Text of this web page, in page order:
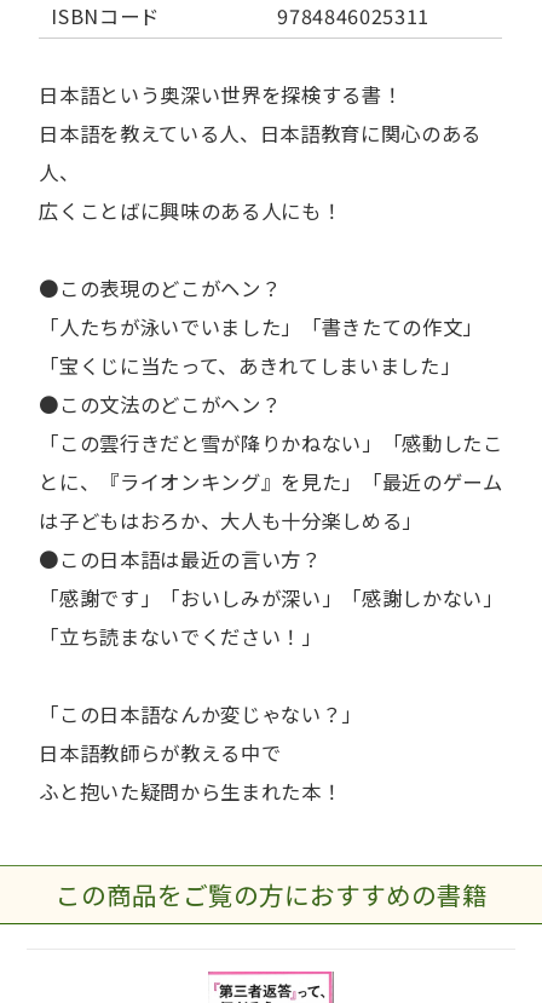
ISBNコード
9784846025311
日本語という奥深い世界を探検する書！
日本語を教えている人、日本語教育に関心のある
人、
広くことばに興味のある人にも！
●この表現のどこがヘン？
「人たちが泳いでいました」「書きたての作文」
「宝くじに当たって、あきれてしまいました」
●この文法のどこがヘン？
「この雲行きだと雪が降りかねない」「感動したこ
とに、『ライオンキング』を見た」「最近のゲーム
は子どもはおろか、大人も十分楽しめる」
●この日本語は最近の言い方？
「感謝です」「おいしみが深い」「感謝しかない」
「立ち読まないでください！」
「この日本語なんか変じゃない？」
日本語教師らが教える中で
ふと抱いた疑問から生まれた本！
この商品をご覧の方におすすめの書籍